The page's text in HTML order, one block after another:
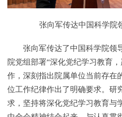
张向军传达中国科学院
张向军传达了中国科学院领
院党组部署“深化党纪学习教育
作，深刻指出院属单位当前存在
位工作纪律作出了明确要求。研
求，坚持将深化党纪学习教育与